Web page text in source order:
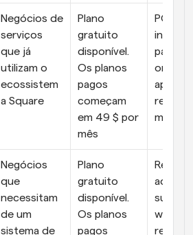
Negócios de
serviços
que já
utilizam o
ecossistem
a Square
Plano
gratuito
disponível.
Os planos
pagos
começam
em 49 $ por
mês
POS
online e
móvel.
Negócios
que
necessitam
de um
sistema de
Plano
gratuito
disponível.
Os planos
pagos
adesão
reserva